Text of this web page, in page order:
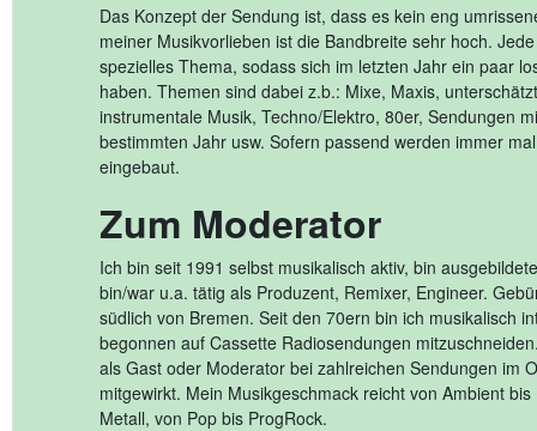
Das Konzept der Sendung ist, dass es kein eng
meiner Musikvorlieben ist die Bandbreite sehr hoch.
spezielles Thema, sodass sich im letzten Jahr ein paar
haben. Themen sind dabei z.b.: Mixe, Maxis,
instrumentale Musik, Techno/Elektro, 80er, Sendungen
bestimmten Jahr usw. Sofern passend werden immer
eingebaut.
Zum Moderator
Ich bin seit 1991 selbst musikalisch aktiv, bin
bin/war u.a. tätig als Produzent, Remixer, Engineer.
südlich von Bremen. Seit den 70ern bin ich musikalisch
begonnen auf Cassette Radiosendungen
als Gast oder Moderator bei zahlreichen Sendungen im
mitgewirkt. Mein Musikgeschmack reicht von Ambient
Metall, von Pop bis ProgRock.